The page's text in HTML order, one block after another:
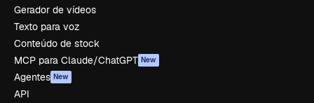
Gerador de vídeos
Texto para voz
Conteúdo de stock
MCP para Claude/ChatGPT New
Agentes New
API